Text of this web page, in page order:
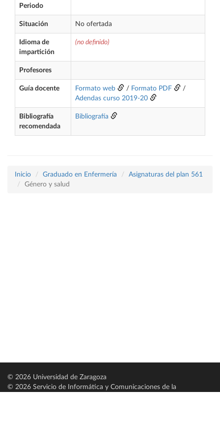
Periodo
Situación No ofertada
Idioma de
impartición
(no definido)
Profesores
Guía docente Formato web / Formato PDF
/
Adendas curso 2019-20
Bibliografía
recomendada
Bibliografía
Inicio Graduado en Enfermería
Asignaturas del plan 561
Género y salud
© 2026 Universidad de Zaragoza
© 2026 Servicio de Informática y Comunicaciones de la